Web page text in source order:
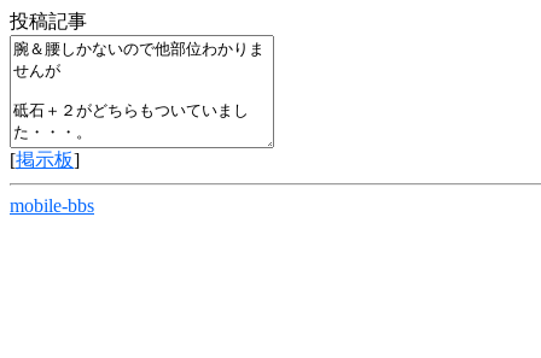
投稿記事
[掲示板]
mobile-bbs